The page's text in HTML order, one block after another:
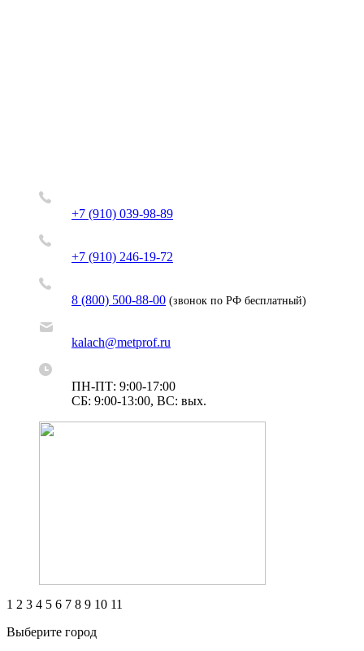
+7 (910) 039-98-89
+7 (910) 246-19-72
8 (800) 500-88-00 (звонок по РФ бесплатный)
kalach@metprof.ru
ПН-ПТ: 9:00-17:00
СБ: 9:00-13:00, ВС: вых.
1 2 3 4 5 6 7 8 9 10 11
Выберите город